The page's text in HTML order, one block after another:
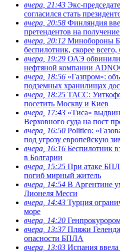
вчера, 21:43 Экс-
согласился стать
вчера, 20:58 Финляндия
претендентов на
вчера, 20:12 Минобороны
беспилотник, скорее
вчера, 19:29 ОАЭ обвинили
нефтяной компании
вчера, 18:56 «Газпром»:
подземных хранилищах
вчера, 18:25 ТАСС:
посетить Москву и Киев
вчера, 17:43 «Тиса»
Верховного суда на пост
вчера, 16:50 Politico:
под угрозу европейскую
вчера, 16:16 Беспилотник
в Болгарии
вчера, 15:25 При атаке
погиб мирный житель
вчера, 14:54 В Аргентине
Лионеля Месси
вчера, 14:43 Турция
море
вчера, 14:20
вчера, 13:37Пляжи
опасности БПЛА
вчера, 13:03 Испания ввела